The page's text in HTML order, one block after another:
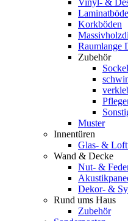
Korkböden
Raumlange
Zubehör
Muster
Innentüren
Glas- &
Wand & Decke
Nut- &
Dekor- &
Rund ums Haus
Zubehör